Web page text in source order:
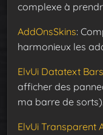
complexe à
AddOnsSkins:
harmonieux les
ElvUi Datatext
afficher des
ma barre de sorts).
ElvUi Transparent